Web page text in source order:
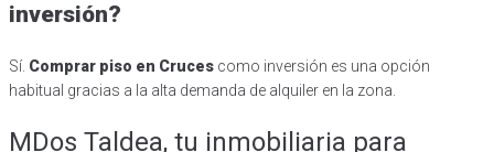
inversión?
Sí. Comprar piso en Cruces como inversión es una opción
habitual gracias a la alta demanda de alquiler en la zona.
MDos Taldea, tu inmobiliaria para